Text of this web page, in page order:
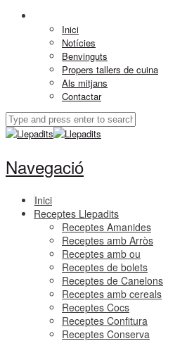
Inici
Notícies
Benvinguts
Propers tallers de cuina
Als mitjans
Contactar
Navegació
Inici
Receptes Llepadits
Receptes Amanides
Receptes amb Arròs
Receptes amb ou
Receptes de bolets
Receptes de Canelons
Receptes amb cereals
Receptes Cocs
Receptes Confitura
Receptes Conserva